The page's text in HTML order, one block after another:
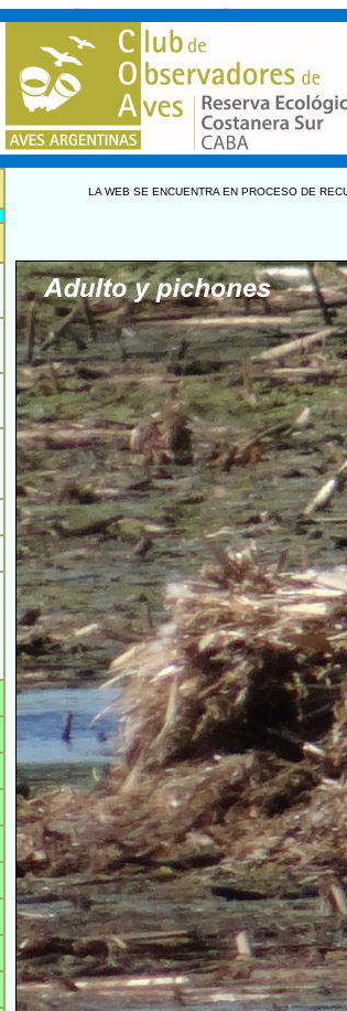
LA WEB SE ENCUENTRA EN PROCESO DE